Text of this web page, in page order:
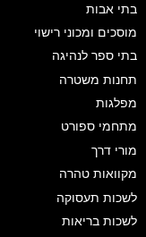
בתי אבות
מוסכים ומכוני רישוי
בתי ספר לנהיגה
תחנות משטרה
מפלגות
מתחמי ספורט
מורי דרך
מקוואות טהרה
לשכות תעסוקה
לשכות בריאות